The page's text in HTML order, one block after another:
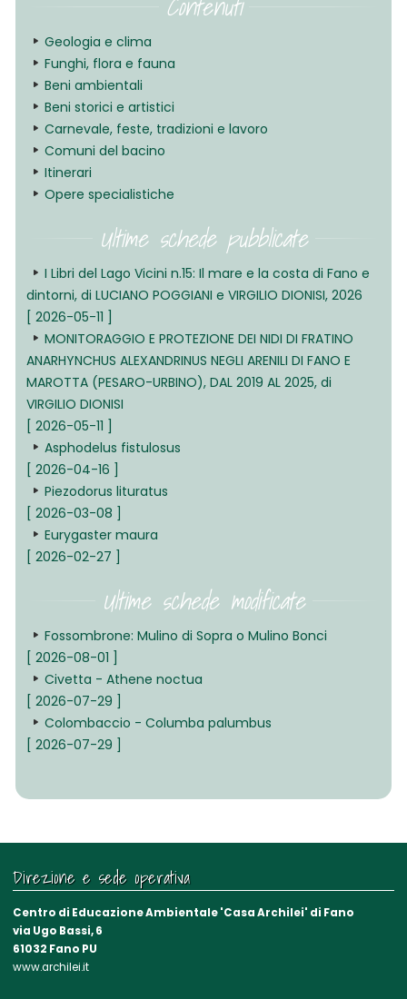
Geologia e clima
Funghi, flora e fauna
Beni ambientali
Beni storici e artistici
Carnevale, feste, tradizioni e lavoro
Comuni del bacino
Itinerari
Opere specialistiche
Ultime schede pubblicate
I Libri del Lago Vicini n.15: Il mare e la costa di Fano e
dintorni, di LUCIANO POGGIANI e VIRGILIO DIONISI, 2026
[ 2026-05-11 ]
MONITORAGGIO E PROTEZIONE DEI NIDI DI FRATINO
ANARHYNCHUS ALEXANDRINUS NEGLI ARENILI DI FANO E
MAROTTA (PESARO-URBINO), DAL 2019 AL 2025, di
VIRGILIO DIONISI
[ 2026-05-11 ]
Asphodelus fistulosus
[ 2026-04-16 ]
Piezodorus lituratus
[ 2026-03-08 ]
Eurygaster maura
[ 2026-02-27 ]
Ultime schede modificate
Fossombrone: Mulino di Sopra o Mulino Bonci
[ 2026-08-01 ]
Civetta - Athene noctua
[ 2026-07-29 ]
Colombaccio - Columba palumbus
[ 2026-07-29 ]
Direzione e sede operativa
Centro di Educazione Ambientale 'Casa Archilei' di Fano
via Ugo Bassi, 6
61032 Fano PU
www.archilei.it